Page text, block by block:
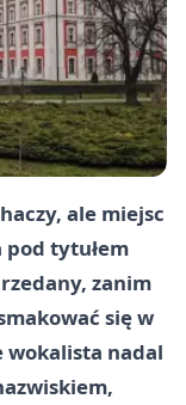
ale miejsc
pod tytułem
zanim
się w
wokalista nadal